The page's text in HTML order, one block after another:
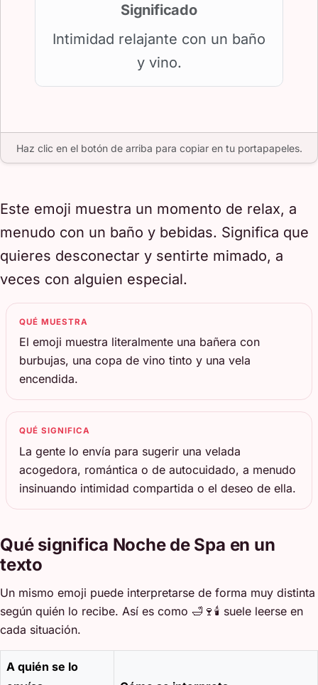
Significado
Intimidad relajante con un baño
y vino.
Haz clic en el botón de arriba para copiar en tu portapapeles.
Este emoji muestra un momento de relax, a
menudo con un baño y bebidas. Significa que
quieres desconectar y sentirte mimado, a
veces con alguien especial.
QUÉ MUESTRA
El emoji muestra literalmente una bañera con
burbujas, una copa de vino tinto y una vela
encendida.
QUÉ SIGNIFICA
La gente lo envía para sugerir una velada
acogedora, romántica o de autocuidado, a menudo
insinuando intimidad compartida o el deseo de ella.
Qué significa Noche de Spa en un
texto
Un mismo emoji puede interpretarse de forma muy distinta
según quién lo recibe. Así es como 🛁🍷🕯️ suele leerse en
cada situación.
A quién se lo